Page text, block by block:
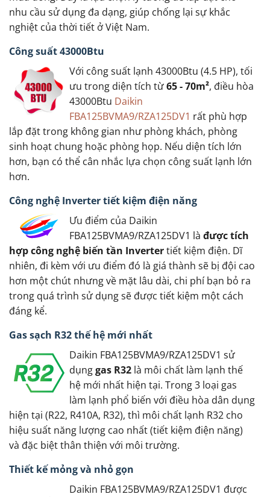
nhu cầu sử dụng đa dạng, giúp chống lại sự khắc
nghiệt của thời tiết ở Việt Nam.
Công suất 43000Btu
Với công suất lạnh 43000Btu (4.5 HP), tối
ưu trong diện tích từ65 - 70m², điều hòa
43000Btu Daikin
FBA125BVMA9/RZA125DV1 rất phù hợp
lắp đặt trong không gian như phòng khách, phòng
sinh hoạt chung hoặc phòng họp. Nếu diện tích lớn
hơn, bạn có thể cân nhắc lựa chọn công suất lạnh lớn
hơn.
Công nghệ Inverter tiết kiệm điện năng
Ưu điểm của Daikin
FBA125BVMA9/RZA125DV1 là được tích
hợp công nghệ biến tần Invertertiết kiệm điện. Dĩ
nhiên, đi kèm với ưu điểm đó là giá thành sẽ bị đội cao
hơn một chút nhưng về mặt lâu dài, chi phí bạn bỏ ra
trong quá trình sử dụng sẽ được tiết kiệm một cách
đáng kể.
Gas sạch R32 thế hệ mới nhất
Daikin FBA125BVMA9/RZA125DV1 sử
dụnggas R32 là môi chất làm lạnh thế
hệ mới nhất hiện tại. Trong 3 loại gas
làm lạnh phổ biến với điều hòa dân dụng
hiện tại (R22, R410A, R32), thì môi chất lạnh R32 cho
hiệu suất năng lượng cao nhất (tiết kiệm điện năng)
và đặc biệt thân thiện với môi trường.
Thiết kế mỏng và nhỏ gọn
Daikin FBA125BVMA9/RZA125DV1 được